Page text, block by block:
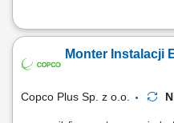
Realizacja montażu i
sterowniczych oraz rozdzielni
dokumentacją.Układanie i
Monter Instalacji
Copco Plus Sp. z o.o.